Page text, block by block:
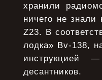
хранили
ничего не
Z23. В
лодка» Bv-138,
инструкцией
десантников.